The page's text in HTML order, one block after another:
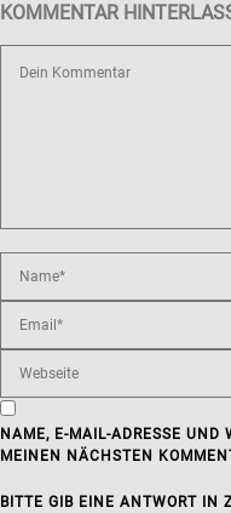
KOMMENTAR
NAME, E-MAIL-ADRESSE UND
MEINEN NÄCHSTEN
BITTE GIB EINE ANTWORT IN